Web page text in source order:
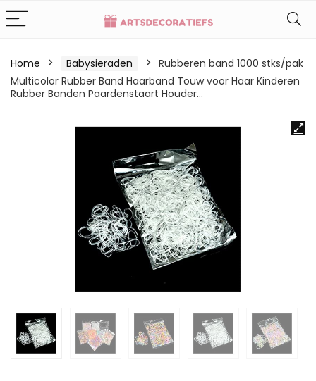
Home Babysieraden
Rubberen band 1000 stks/pak
Multicolor Rubber Band Haarband Touw voor Haar Kinderen
Rubber Banden Paardenstaart Houder…